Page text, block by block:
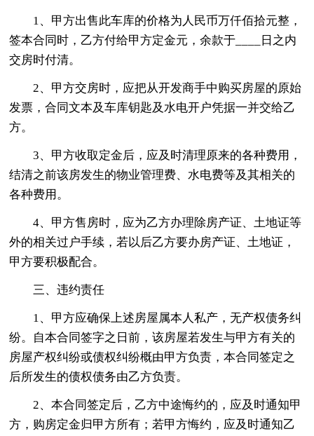
1、甲方出售此车库的价格为人民币万仟佰拾元整，
签本合同时，乙方付给甲方定金元，余款于____日之内
交房时付清。
2、甲方交房时，应把从开发商手中购买房屋的原始
发票，合同文本及车库钥匙及水电开户凭据一并交给乙
方。
3、甲方收取定金后，应及时清理原来的各种费用，
结清之前该房发生的物业管理费、水电费等及其相关的
各种费用。
4、甲方售房时，应为乙方办理除房产证、土地证等
外的相关过户手续，若以后乙方要办房产证、土地证，
甲方要积极配合。
三、违约责任
1、甲方应确保上述房屋属本人私产，无产权债务纠
纷。自本合同签字之日前，该房屋若发生与甲方有关的
房屋产权纠纷或债权纠纷概由甲方负责，本合同签定之
后所发生的债权债务由乙方负责。
2、本合同签定后，乙方中途悔约的，应及时通知甲
方，购房定金归甲方所有；若甲方悔约，应及时通知乙